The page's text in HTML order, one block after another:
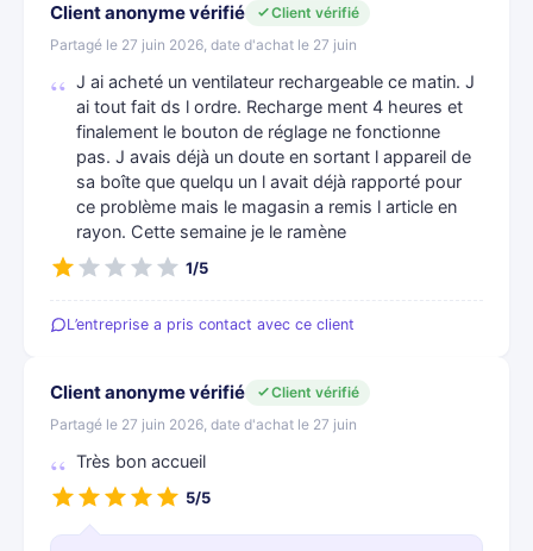
Client anonyme vérifié
Client vérifié
Partagé le 27 juin 2026, date d'achat le 27 juin
J ai acheté un ventilateur rechargeable ce matin. J
ai tout fait ds l ordre. Recharge ment 4 heures et
finalement le bouton de réglage ne fonctionne
pas. J avais déjà un doute en sortant l appareil de
sa boîte que quelqu un l avait déjà rapporté pour
ce problème mais le magasin a remis l article en
rayon. Cette semaine je le ramène
1/5
L’entreprise a pris contact avec ce client
Client anonyme vérifié
Client vérifié
Partagé le 27 juin 2026, date d'achat le 27 juin
Très bon accueil
5/5